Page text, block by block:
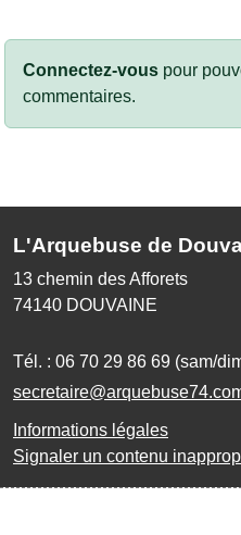
Connectez-vous pour
commentaires.
L'Arquebuse de
13 chemin des Afforets
74140 DOUVAINE
Tél. : 06 70 29 86 69 (sam/
Informations légales
Signaler un contenu